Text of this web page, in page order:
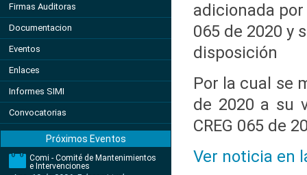
Firmas Auditoras
Documentacion
Eventos
Enlaces
Informes SIMI
Convocatorias
Próximos Eventos
Comi - Comité de Mantenimientos
e Intervenciones
adicionada por
065 de 2020 y
disposición
Por la cual se
de 2020 a su
CREG 065 de
Ver noticia en